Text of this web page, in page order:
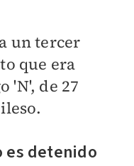
un tercer
que era
'N', de 27
es detenido